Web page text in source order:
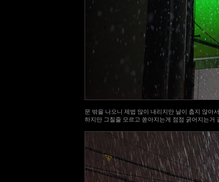
문 밖을 나오니 제법 많이 내리지만 날이 춥지 않아
하지만 그칠줄 모르고 쏟아지는게 점점 굵어지는거